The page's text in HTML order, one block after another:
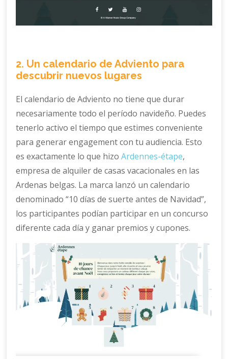
2. Un calendario de Adviento para
descubrir nuevos lugares
El calendario de Adviento no tiene que durar
necesariamente todo el período navideño. Puedes
tenerlo activo el tiempo que estimes conveniente
para generar engagement con tu audiencia. Esto
es exactamente lo que hizoArdennes-étape,
empresa de alquiler de casas vacacionales en las
Ardenas belgas. La marca lanzó un calendario
denominado “10 días de suerte antes de Navidad”,
los participantes podían participar en un concurso
diferente cada día y ganar premios y cupones.